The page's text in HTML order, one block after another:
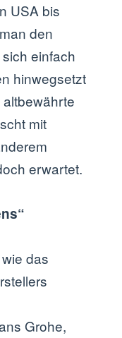
USA bis
den
einfach
hinwegsetzt
mit
erwartet.
das
Grohe,